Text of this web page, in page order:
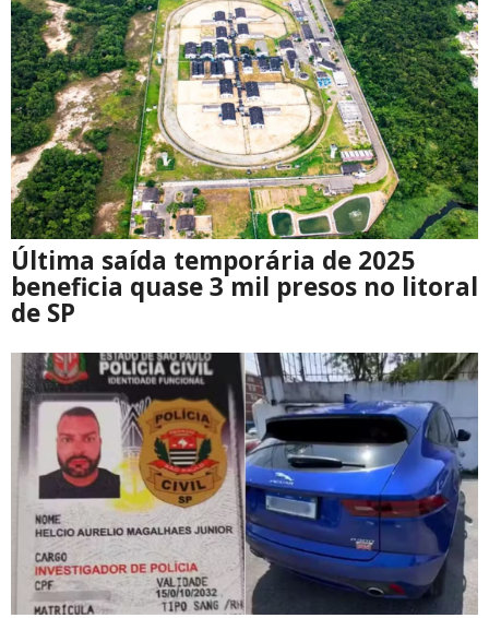
Última saída temporária de 2025
beneficia quase 3 mil presos no litoral
de SP